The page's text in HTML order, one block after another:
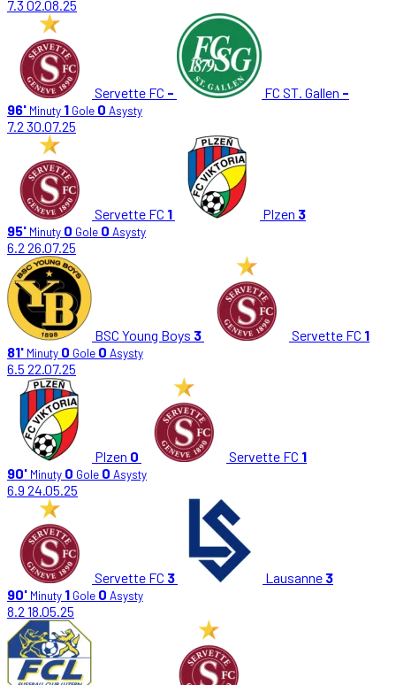
7.3 02.08.25
Servette FC - FC ST. Gallen -
96' Minuty 1 Gole 0 Asysty
7.2 30.07.25
Servette FC 1 Plzen 3
95' Minuty 0 Gole 0 Asysty
6.2 26.07.25
BSC Young Boys 3 Servette FC 1
81' Minuty 0 Gole 0 Asysty
6.5 22.07.25
Plzen 0 Servette FC 1
90' Minuty 0 Gole 0 Asysty
6.9 24.05.25
Servette FC 3 Lausanne 3
90' Minuty 1 Gole 0 Asysty
8.2 18.05.25